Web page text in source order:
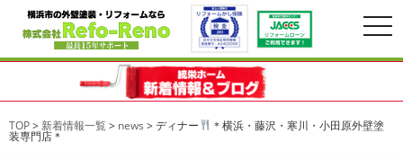
TOP> 新着情報一覧> news >ディナー ＊横浜・藤沢・寒川・小田原外壁塗
装専門店＊